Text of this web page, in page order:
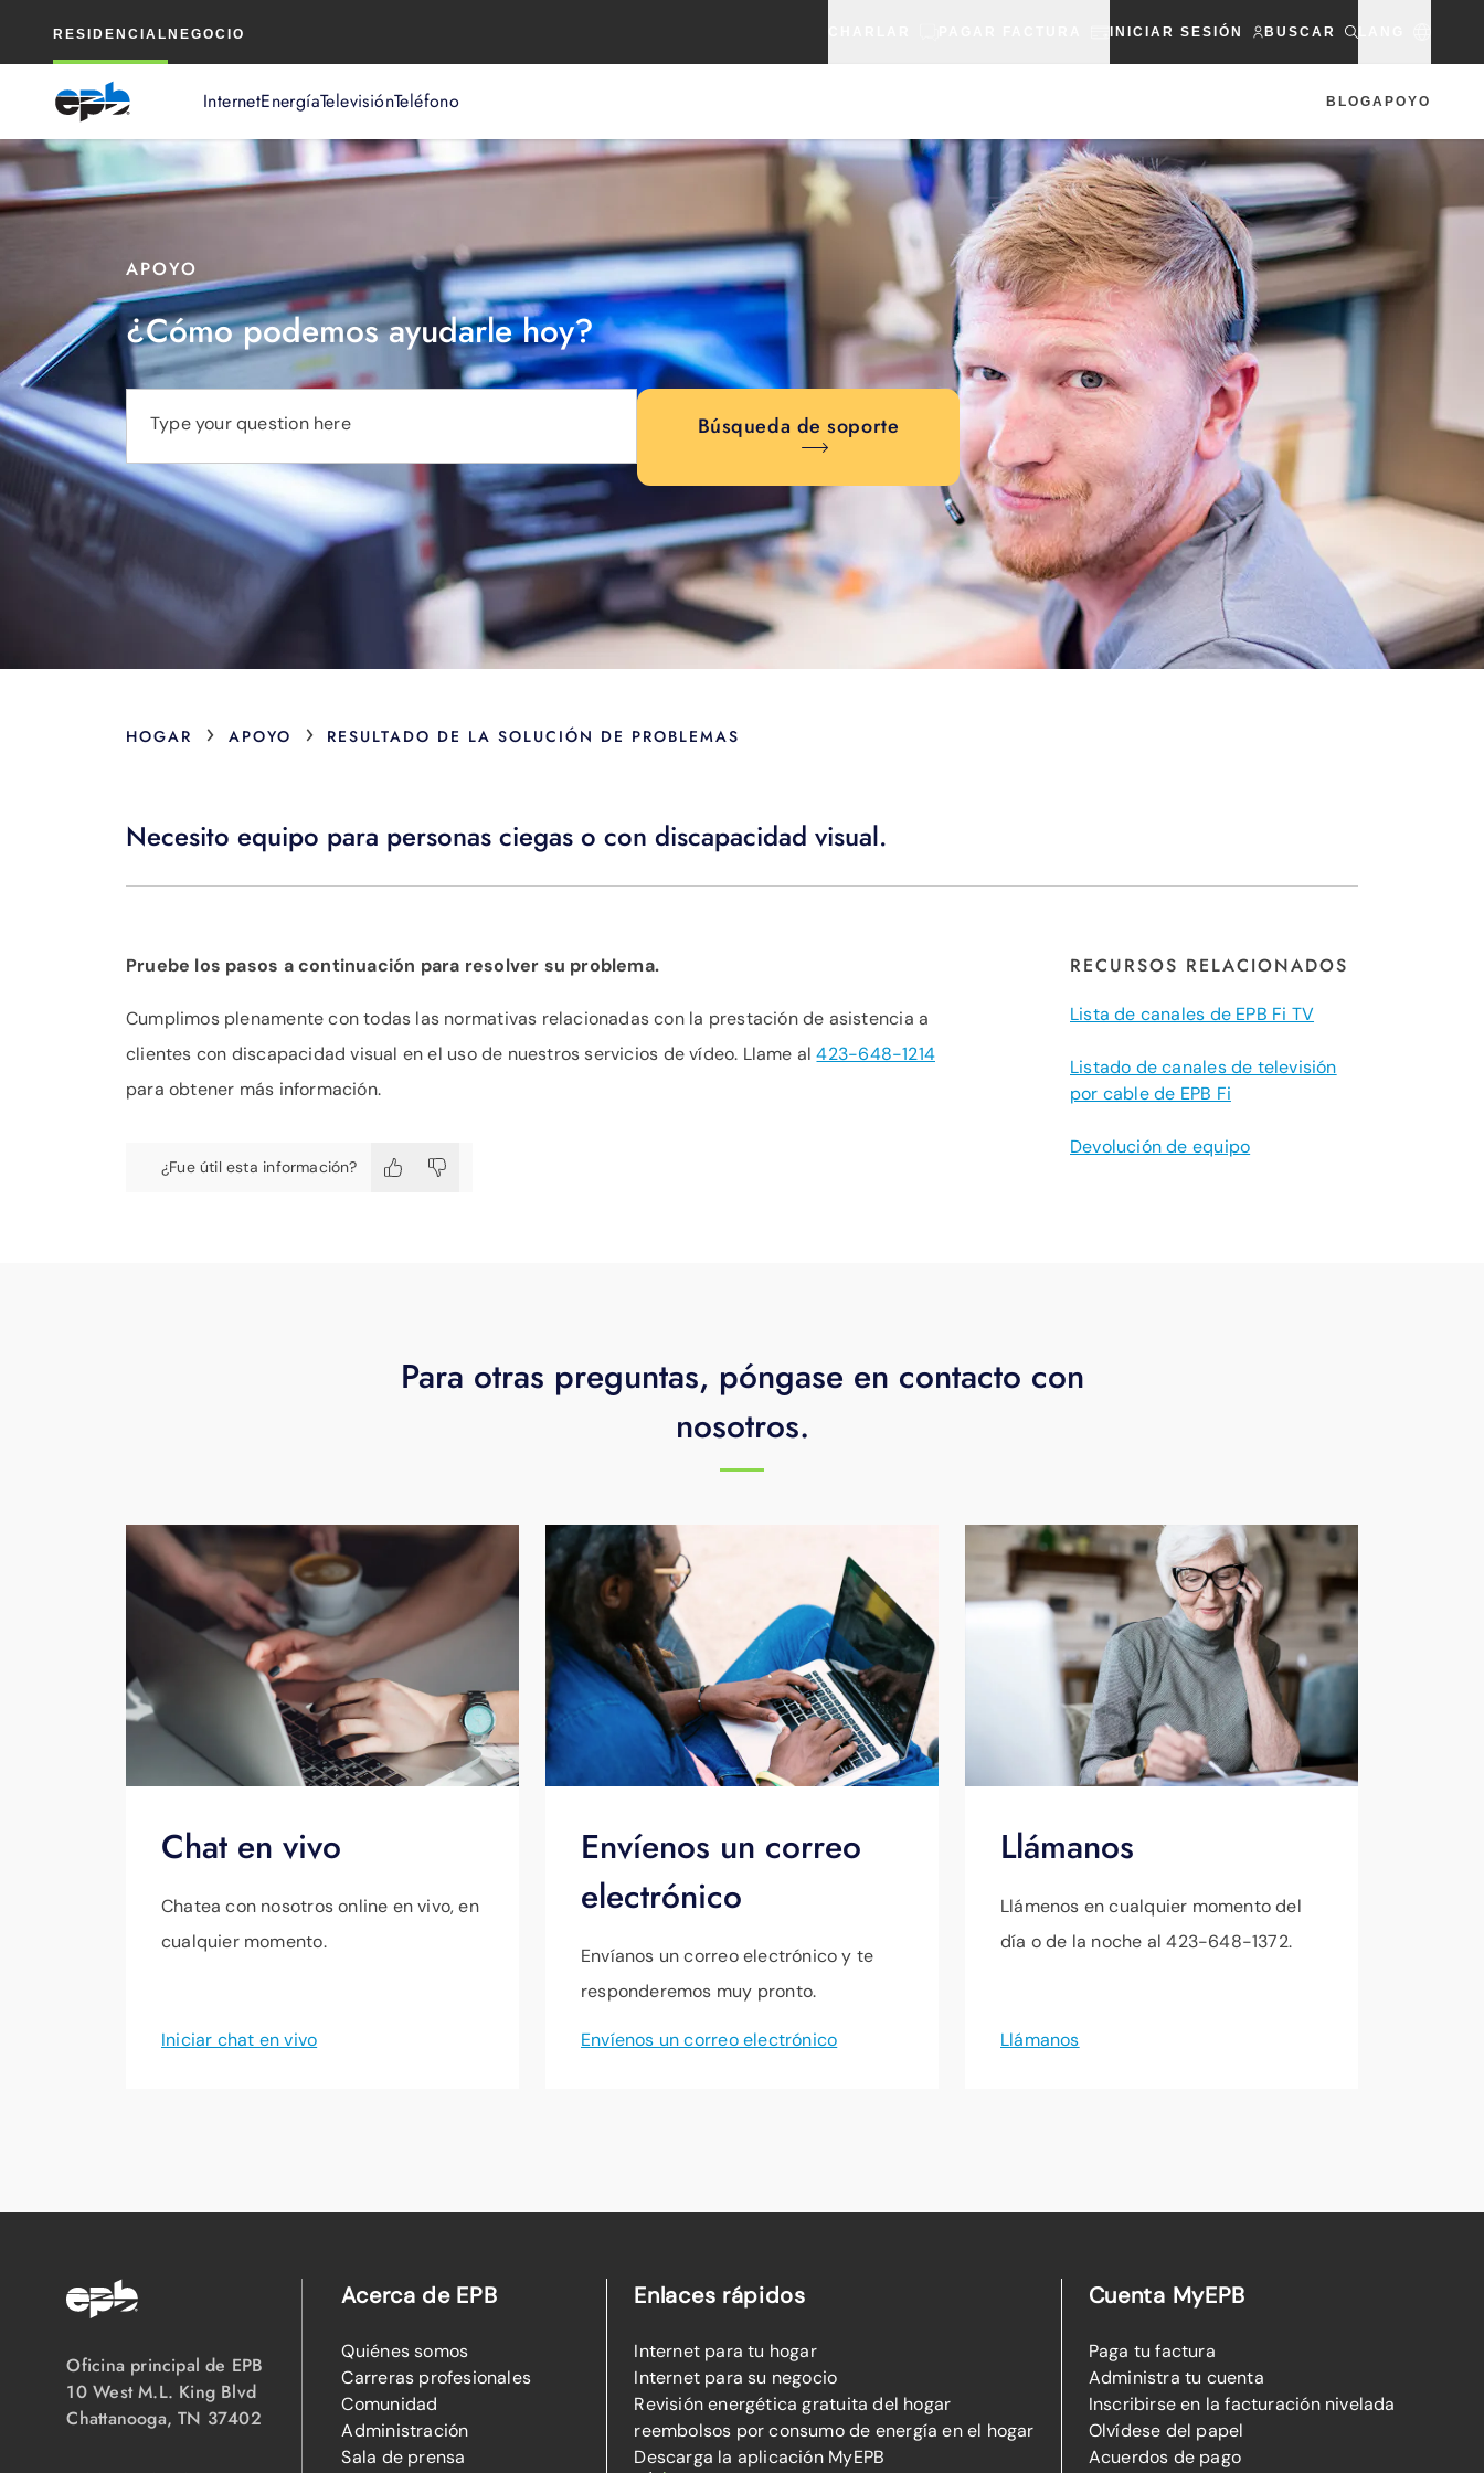
RESIDENCIAL NEGOCIO INICIAR SESIÓN BUSCAR
InternetEnergíaTelevisiónTeléfono BLOGAPOYO
principal
APOYO
¿Cómo podemos ayudarle hoy?
Type your question here Búsqueda de soporte
HOGAR › APOYO › RESULTADO DE LA SOLUCIÓN DE PROBLEMAS
Necesito equipo para personas ciegas o con discapacidad visual.
Pruebe los pasos a continuación para resolver su problema.
Cumplimos plenamente con todas las normativas relacionadas con la prestación de asistencia a
clientes con discapacidad visual en el uso de nuestros servicios de vídeo. Llame al423-648-1214
para obtener más información.
¿Fue útil esta información?
RECURSOS RELACIONADOS
Lista de canales de EPB Fi TV
Listado de canales de televisión
por cable de EPB Fi
Devolución de equipo
Para otras preguntas, póngase en contacto con
nosotros.
Chat en vivo
Chatea con nosotros online en vivo, en
cualquier momento.
Iniciar chat en vivo
Envíenos un correo
electrónico
Envíanos un correo electrónico y te
responderemos muy pronto.
Envíenos un correo electrónico
Llámanos
Llámenos en cualquier momento del
día o de la noche al 423-648-1372.
Llámanos
Oficina principal de EPB
10 West M.L. King Blvd
Chattanooga, TN 37402
Acerca de EPB
Quiénes somos
Carreras profesionales
Comunidad
Administración
Sala de prensa
Enlaces rápidos
Internet para tu hogar
Internet para su negocio
Revisión energética gratuita del hogar
reembolsos por consumo de energía en el hogar
Descarga la aplicación MyEPB
Cuenta MyEPB
Paga tu factura
Administra tu cuenta
Inscribirse en la facturación nivelada
Olvídese del papel
Acuerdos de pago